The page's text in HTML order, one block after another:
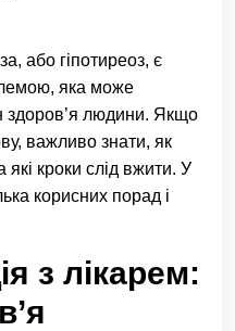
або гіпотиреоз, є
яка може
здоров’я людини. Якщо
важливо знати, як
які кроки слід вжити. У
корисних порад і
з лікарем: